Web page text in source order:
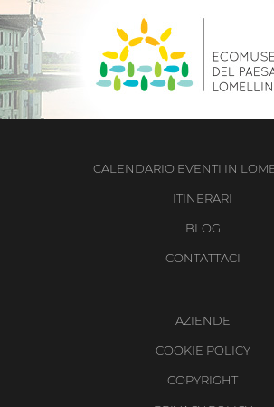
CALENDARIO EVENTI IN
ITINERARI
BLOG
CONTATTACI
AZIENDE
COOKIE POLICY
COPYRIGHT